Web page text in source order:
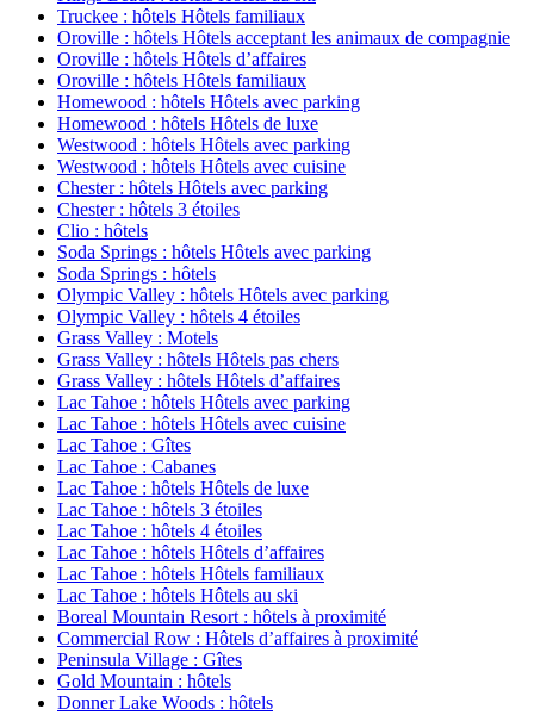
Truckee : hôtels Hôtels familiaux
Oroville : hôtels Hôtels acceptant les animaux de compagnie
Oroville : hôtels Hôtels d’affaires
Oroville : hôtels Hôtels familiaux
Homewood : hôtels Hôtels avec parking
Homewood : hôtels Hôtels de luxe
Westwood : hôtels Hôtels avec parking
Westwood : hôtels Hôtels avec cuisine
Chester : hôtels Hôtels avec parking
Chester : hôtels 3 étoiles
Clio : hôtels
Soda Springs : hôtels Hôtels avec parking
Soda Springs : hôtels
Olympic Valley : hôtels Hôtels avec parking
Olympic Valley : hôtels 4 étoiles
Grass Valley : Motels
Grass Valley : hôtels Hôtels pas chers
Grass Valley : hôtels Hôtels d’affaires
Lac Tahoe : hôtels Hôtels avec parking
Lac Tahoe : hôtels Hôtels avec cuisine
Lac Tahoe : Gîtes
Lac Tahoe : Cabanes
Lac Tahoe : hôtels Hôtels de luxe
Lac Tahoe : hôtels 3 étoiles
Lac Tahoe : hôtels 4 étoiles
Lac Tahoe : hôtels Hôtels d’affaires
Lac Tahoe : hôtels Hôtels familiaux
Lac Tahoe : hôtels Hôtels au ski
Boreal Mountain Resort : hôtels à proximité
Commercial Row : Hôtels d’affaires à proximité
Peninsula Village : Gîtes
Gold Mountain : hôtels
Donner Lake Woods : hôtels